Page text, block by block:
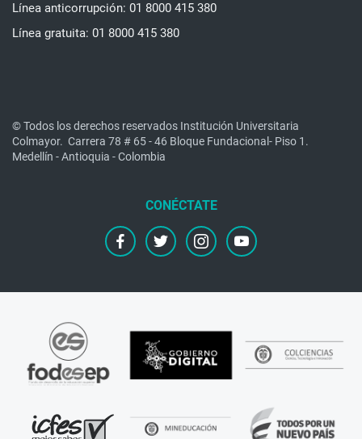
Línea anticorrupción: 01 8000 415 380
Línea gratuita: 01 8000 415 380
© Todos los derechos reservados Institución Universitaria
Colmayor. Carrera 78 # 65 - 46 Bloque Fundacional- Piso 1.
Medellín - Antioquia - Colombia